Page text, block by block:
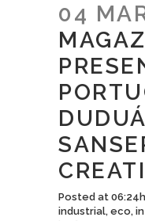
04
Posted at 06:24h
industrial, eco,